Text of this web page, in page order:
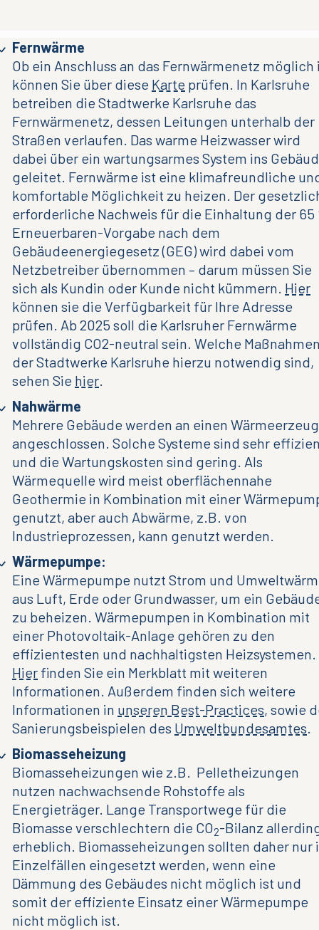
Fernwärme
Ob ein Anschluss an das Fernwärmenetz möglich
können Sie über diese Karte prüfen. In Karlsruhe
betreiben die Stadtwerke Karlsruhe das
Fernwärmenetz, dessen Leitungen unterhalb der
Straßen verlaufen. Das warme Heizwasser wird
dabei über ein wartungsarmes System ins
geleitet. Fernwärme ist eine klimafreundliche
komfortable Möglichkeit zu heizen. Der
erforderliche Nachweis für die Einhaltung der 65
Erneuerbaren-Vorgabe nach dem
Gebäudeenergiegesetz (GEG) wird dabei vom
Netzbetreiber übernommen – darum müssen Sie
sich als Kundin oder Kunde nicht kümmern. Hier
können sie die Verfügbarkeit für Ihre Adresse
prüfen. Ab 2025 soll die Karlsruher Fernwärme
vollständig CO2-neutral sein. Welche
der Stadtwerke Karlsruhe hierzu notwendig sind,
sehen Sie hier.
Nahwärme
Mehrere Gebäude werden an einen
angeschlossen. Solche Systeme sind sehr
und die Wartungskosten sind gering. Als
Wärmequelle wird meist oberflächennahe
Geothermie in Kombination mit einer
genutzt, aber auch Abwärme, z.B. von
Industrieprozessen, kann genutzt werden.
Wärmepumpe:
Eine Wärmepumpe nutzt Strom und
aus Luft, Erde oder Grundwasser, um ein
zu beheizen. Wärmepumpen in Kombination mit
einer Photovoltaik-Anlage gehören zu den
effizientesten und nachhaltigsten Heizsystemen.
Hier finden Sie ein Merkblatt mit weiteren
Informationen. Außerdem finden sich weitere
Informationen in unseren Best-Practices, sowie
Sanierungsbeispielen des Umweltbundesamtes.
Biomasseheizung
Biomasseheizungen wie z.B. Pelletheizungen
nutzen nachwachsende Rohstoffe als
Energieträger. Lange Transportwege für die
Biomasse verschlechtern die CO2-Bilanz
erheblich. Biomasseheizungen sollten daher nur
Einzelfällen eingesetzt werden, wenn eine
Dämmung des Gebäudes nicht möglich ist und
somit der effiziente Einsatz einer Wärmepumpe
nicht möglich ist.